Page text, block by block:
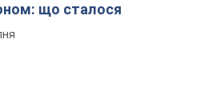
що сталося